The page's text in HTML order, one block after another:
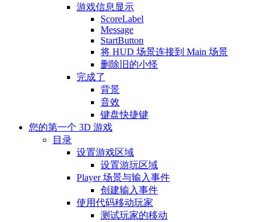
游戏信息显示
ScoreLabel
Message
StartButton
将 HUD 场景连接到 Main 场景
删除旧的小怪
完成了
背景
音效
键盘快捷键
您的第一个 3D 游戏
目录
设置游戏区域
设置游玩区域
Player 场景与输入事件
创建输入事件
使用代码移动玩家
测试玩家的移动